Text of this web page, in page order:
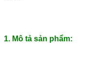
1. Mô tả sản phẩm: